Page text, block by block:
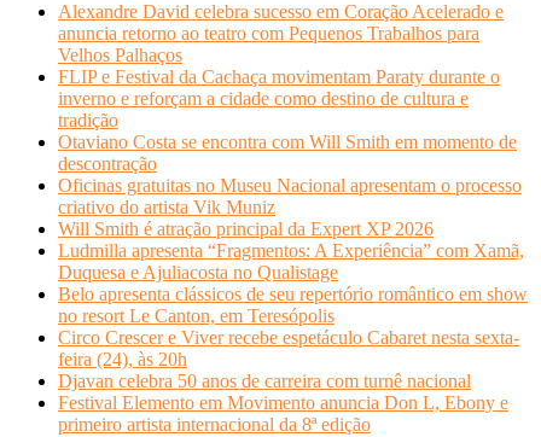
Alexandre David celebra sucesso em Coração Acelerado e
anuncia retorno ao teatro com Pequenos Trabalhos para
Velhos Palhaços
FLIP e Festival da Cachaça movimentam Paraty durante o
inverno e reforçam a cidade como destino de cultura e
tradição
Otaviano Costa se encontra com Will Smith em momento de
descontração
Oficinas gratuitas no Museu Nacional apresentam o processo
criativo do artista Vik Muniz
Will Smith é atração principal da Expert XP 2026
Ludmilla apresenta “Fragmentos: A Experiência” com Xamã,
Duquesa e Ajuliacosta no Qualistage
Belo apresenta clássicos de seu repertório romântico em show
no resort Le Canton, em Teresópolis
Circo Crescer e Viver recebe espetáculo Cabaret nesta sexta-
feira (24), às 20h
Djavan celebra 50 anos de carreira com turnê nacional
Festival Elemento em Movimento anuncia Don L, Ebony e
primeiro artista internacional da 8ª edição